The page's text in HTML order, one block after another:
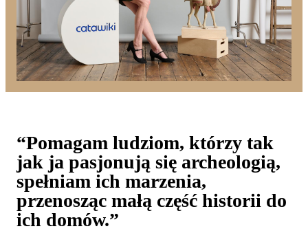
“Pomagam ludziom, którzy tak
jak ja pasjonują się archeologią,
spełniam ich marzenia,
przenosząc małą część historii do
ich domów.”